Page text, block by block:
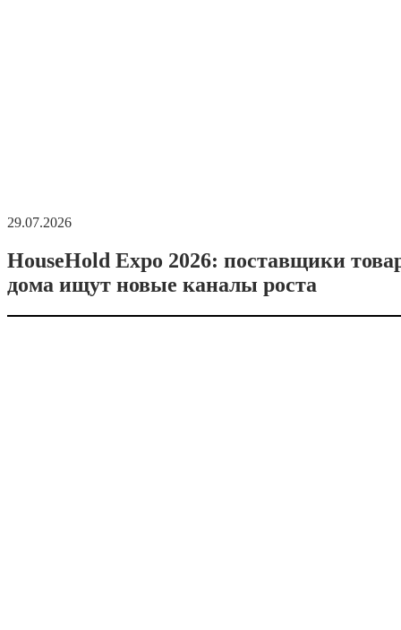
29.07.2026
HouseHold Expo 2026: поставщики
дома ищут новые каналы роста